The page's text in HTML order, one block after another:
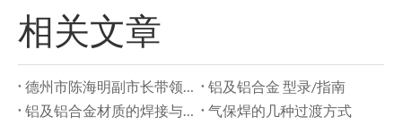
相关文章
德州市陈海明副市长带领市商务局有关领导莅临世商焊材参观考察
铝及铝合金 型录/指南
铝及铝合金材质的焊接与检查
气保焊的几种过渡方式